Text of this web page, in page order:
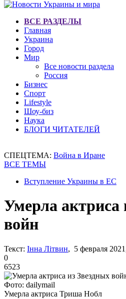
ВСЕ РАЗДЕЛЫ
Главная
Украина
Город
Мир
Все новости раздела
Россия
Бизнес
Спорт
Lifestyle
Шоу-биз
Наука
БЛОГИ ЧИТАТЕЛЕЙ
СПЕЦТЕМА: Война в Иране
ВСЕ ТЕМЫ
Вступление Украины в ЕС
Умерла актриса
войн
Текст: Інна Літвин, 5 февраля
0
6523
Фото: dailymail
Умерла актриса Триша Нобл